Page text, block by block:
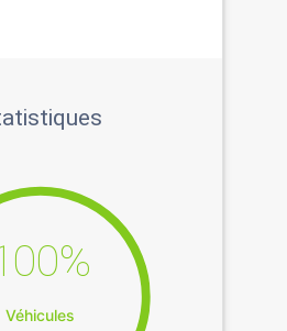
Véhicules